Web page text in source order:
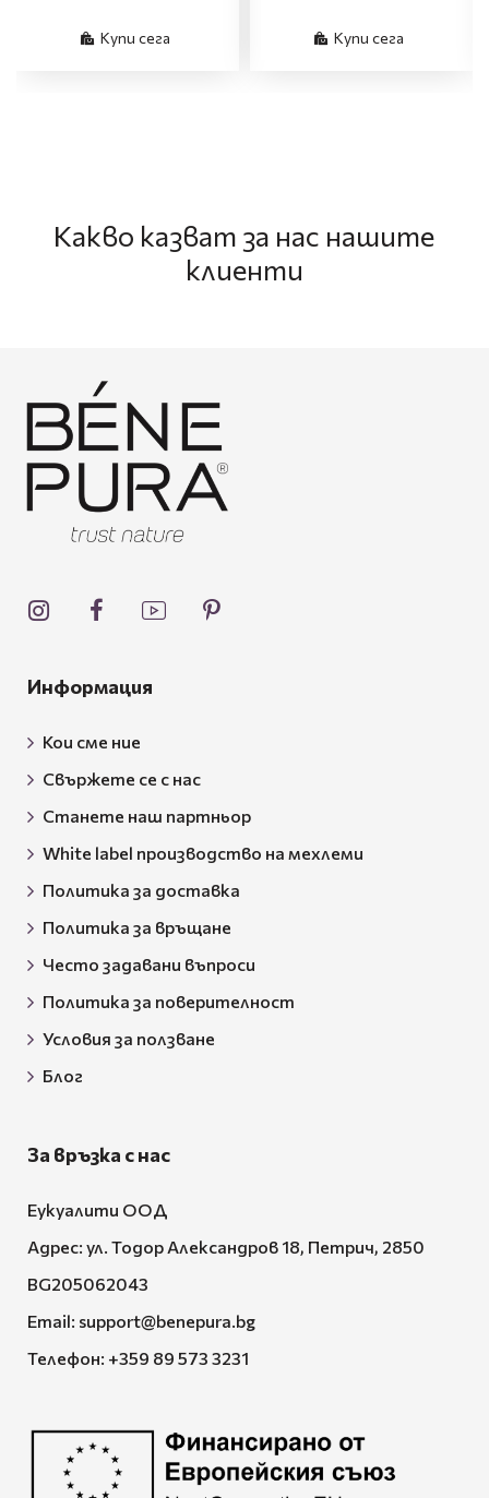
Купи сега Купи сега
Какво казват за нас нашите
клиенти
Информация
Кои сме ние
Свържете се с нас
Станете наш партньор
White label производство на мехлеми
Политика за доставка
Политика за връщане
Често задавани въпроси
Политика за поверителност
Условия за ползване
Блог
За връзка с нас
Еукуалити ООД
Адрес: ул. Тодор Александров 18, Петрич, 2850
BG205062043
Email: support@benepura.bg
Телефон: +359 89 573 3231